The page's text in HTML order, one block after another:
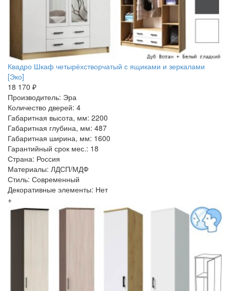
Квадро Шкаф четырёхстворчатый с ящиками и зеркалами
[Эко]
18 170 ₽
Производитель: Эра
Количество дверей: 4
Габаритная высота, мм: 2200
Габаритная глубина, мм: 487
Габаритная ширина, мм: 1600
Гарантийный срок мес.: 18
Страна: Россия
Материалы: ЛДСП/МДФ
Стиль: Современный
Декоративные элементы: Нет
+